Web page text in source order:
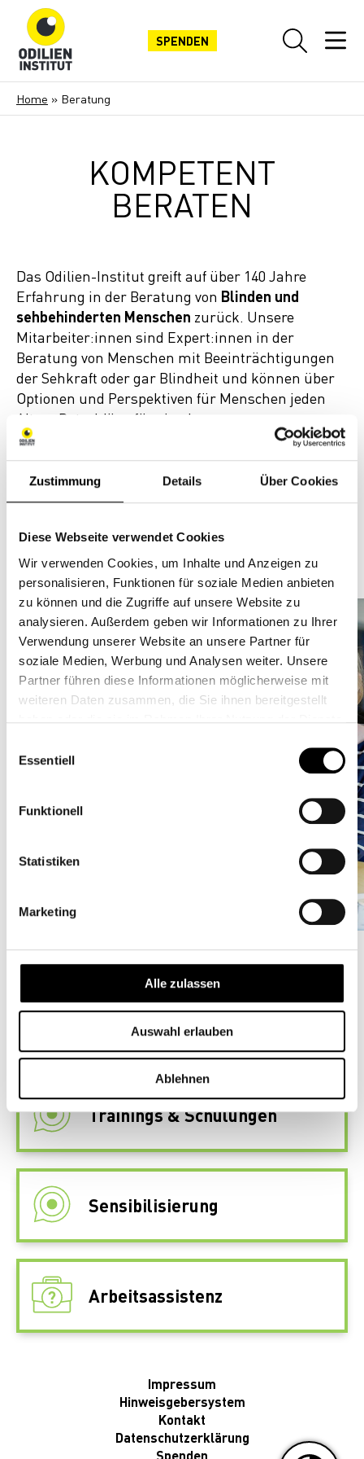
Zustimmung Details Über Cookies
Diese Webseite verwendet Cookies
Wir verwenden Cookies, um Inhalte und Anzeigen zu
personalisieren, Funktionen für soziale Medien anbieten
zu können und die Zugriffe auf unsere Website zu
analysieren. Außerdem geben wir Informationen zu Ihrer
Verwendung unserer Website an unsere Partner für
soziale Medien, Werbung und Analysen weiter. Unsere
Partner führen diese Informationen möglicherweise mit
weiteren Daten zusammen, die Sie ihnen bereitgestellt
Essentiell
Funktionell
Statistiken
Marketing
Alle zulassen
Auswahl erlauben
Ablehnen
SPENDEN
Home » Beratung
KOMPETENT
BERATEN
Das Odilien-Institut greift auf über 140 Jahre
Erfahrung in der Beratung von Blinden und
sehbehinderten Menschen zurück. Unsere
Mitarbeiter:innen sind Expert:innen in der
Beratung von Menschen mit Beeinträchtigungen
der Sehkraft oder gar Blindheit und können über
Optionen und Perspektiven für Menschen jeden
Alters Ratschläge für eine bessere
Lebensgestaltung geben.
finden Sie
Antworten auf allgemeine Fragen und Hilfe im
Unterstützungsangebote undTrainings
den Arbeitsmarkt oder die Arbeitsplatzerhaltung.
Beratungszentrum
Trainings & Schulungen
Sensibilisierung
Arbeitsassistenz
Impressum
Hinweisgebersystem
Kontakt
Datenschutzerklärung
Spenden